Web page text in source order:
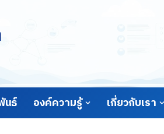
นธ์ องค์ความรู้ เกี่ยวกับเรา